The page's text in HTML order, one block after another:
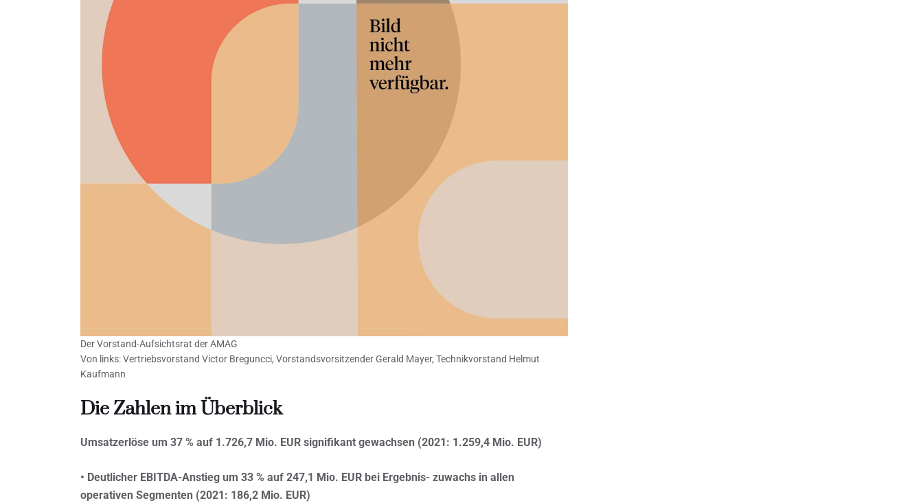
Der Vorstand-Aufsichtsrat der AMAG
Von links: Vertriebsvorstand Victor Breguncci, Vorstandsvorsitzender Gerald Mayer, Technikvorstand Helmut
Kaufmann
Die Zahlen im Überblick
Umsatzerlöse um 37 % auf 1.726,7 Mio. EUR signifikant gewachsen (2021: 1.259,4 Mio. EUR)
• Deutlicher EBITDA-Anstieg um 33 % auf 247,1 Mio. EUR bei Ergebnis- zuwachs in allen
operativen Segmenten (2021: 186,2 Mio. EUR)